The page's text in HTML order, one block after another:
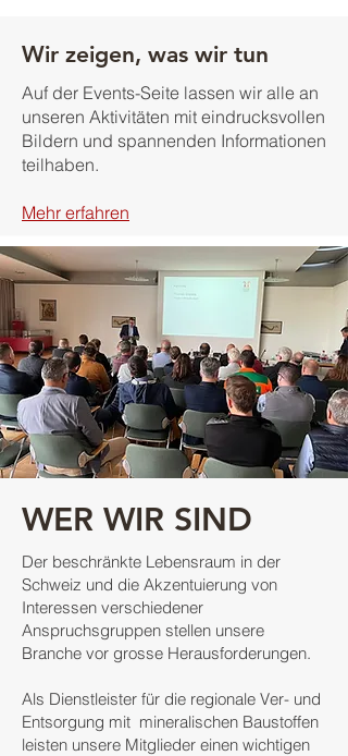
Wir zeigen, was wir tun
Auf der Events-Seite lassen wir alle an
unseren Aktivitäten mit eindrucksvollen
Bildern und spannenden Informationen
teilhaben.
Mehr erfahren
WER WIR SIND
Der beschränkte Lebensraum in der
Schweiz und die Akzentuierung von
Interessen verschiedener
Anspruchsgruppen stellen unsere
Branche vor grosse Herausforderungen.
Als Dienstleister für die regionale Ver- und
Entsorgung mit mineralischen Baustoffen
leisten unsere Mitglieder einen wichtigen